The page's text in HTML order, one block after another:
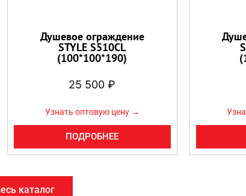
Душевое ограждение
STYLE S510CL
(100*100*190)
25 500₽
Узнать оптовую цену →
ПОДРОБНЕЕ
каталог